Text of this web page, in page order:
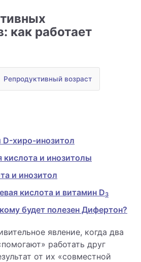
как работает
Репродуктивный возраст
хиро-инозитол
и инозитолы
и инозитол
кислота и витамин D3
будет полезен Дифертон?
явление, когда два
работать друг
от их «совместной